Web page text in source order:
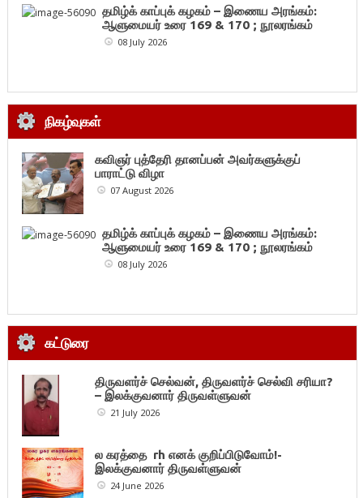
தமிழ்க் காப்புக் கழகம் – இணைய அரங்கம்:
ஆளுமையர் உரை 169 & 170 ; நூலரங்கம்
08 July 2026
நிகழ்வுகள்
கவிஞர் புத்தேரி தானப்பன் அவர்களுக்குப்
பாராட்டு விழா
07 August 2026
தமிழ்க் காப்புக் கழகம் – இணைய அரங்கம்:
ஆளுமையர் உரை 169 & 170 ; நூலரங்கம்
08 July 2026
கட்டுரை
திருவளர்ச் செல்வன், திருவளர்ச் செல்வி சரியா?
– இலக்குவனார் திருவள்ளுவன்
21 July 2026
ல கரத்தை rh எனக் குறிப்பிடுவோம்!-
இலக்குவனார் திருவள்ளுவன்
24 June 2026